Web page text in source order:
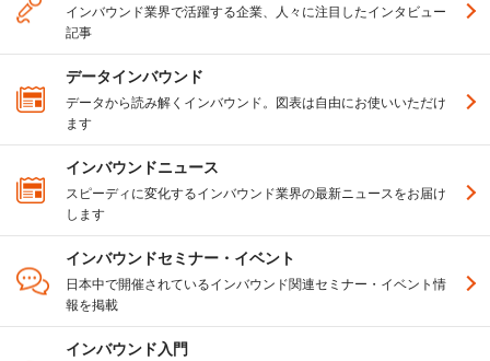
インバウンド業界で活躍する企業、人々に注目したインタビュー
記事
データインバウンド
データから読み解くインバウンド。図表は自由にお使いいただけ
ます
インバウンドニュース
スピーディに変化するインバウンド業界の最新ニュースをお届け
します
インバウンドセミナー・イベント
日本中で開催されているインバウンド関連セミナー・イベント情
報を掲載
インバウンド入門